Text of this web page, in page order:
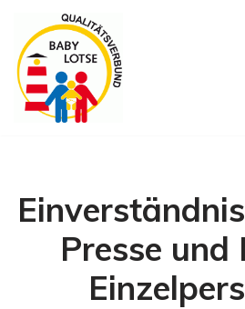
Zum
Inhalt
springen
Presse und